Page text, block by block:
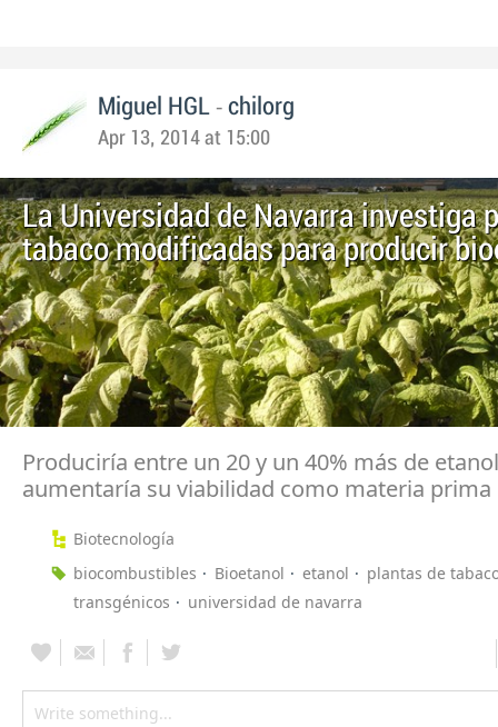
Miguel HGL - chilorg
Apr 13, 2014 at 15:00
La Universidad de Navarra investiga
tabaco modificadas para producir
Produciría entre un 20 y un 40% más de
aumentaría su viabilidad como materia prima
Biotecnología
biocombustibles
Bioetanol etanol
plantas de
transgénicos
universidad de navarra